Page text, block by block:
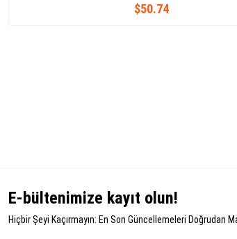
$50.74
E-bültenimize kayıt olun!
Hiçbir Şeyi Kaçırmayın: En Son Güncellemeleri Doğrudan